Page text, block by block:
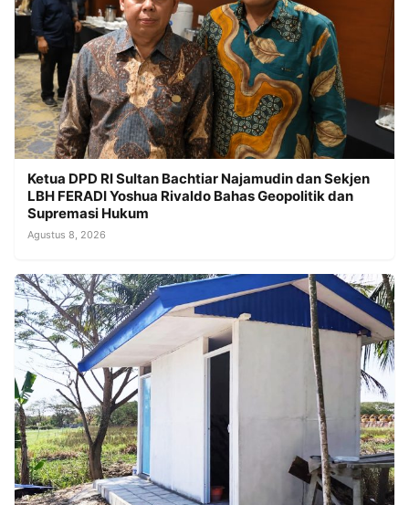
Ketua DPD RI Sultan Bachtiar Najamudin dan Sekjen
LBH FERADI Yoshua Rivaldo Bahas Geopolitik dan
Supremasi Hukum
Agustus 8, 2026